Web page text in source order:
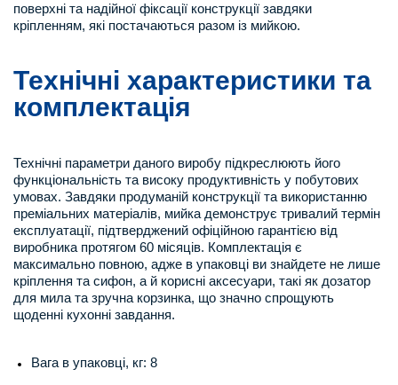
поверхні та надійної фіксації конструкції завдяки
кріпленням, які постачаються разом із мийкою.
Технічні характеристики та
комплектація
Технічні параметри даного виробу підкреслюють його
функціональність та високу продуктивність у побутових
умовах. Завдяки продуманій конструкції та використанню
преміальних матеріалів, мийка демонструє тривалий термін
експлуатації, підтверджений офіційною гарантією від
виробника протягом 60 місяців. Комплектація є
максимально повною, адже в упаковці ви знайдете не лише
кріплення та сифон, а й корисні аксесуари, такі як дозатор
для мила та зручна корзинка, що значно спрощують
щоденні кухонні завдання.
Вага в упаковці, кг: 8